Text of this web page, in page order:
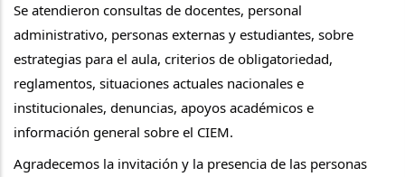
Se atendieron consultas de docentes, personal
administrativo, personas externas y estudiantes, sobre
estrategias para el aula, criterios de obligatoriedad,
reglamentos, situaciones actuales nacionales e
institucionales, denuncias, apoyos académicos e
información general sobre el CIEM.
Agradecemos la invitación y la presencia de las personas